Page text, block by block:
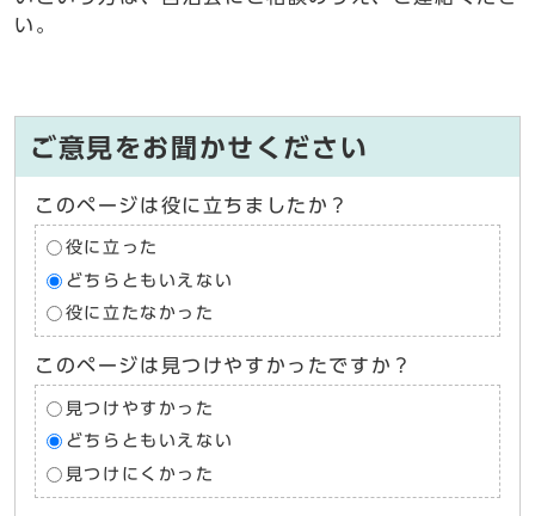
い。
ご意見をお聞かせください
このページは役に立ちましたか？
役に立った
どちらともいえない
役に立たなかった
このページは見つけやすかったですか？
見つけやすかった
どちらともいえない
見つけにくかった